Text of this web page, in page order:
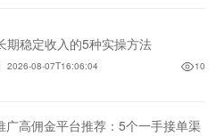
期稳定收入的5种实操方法
2026-08-07T16:06:04 10
广高佣金平台推荐：5个一手接单渠